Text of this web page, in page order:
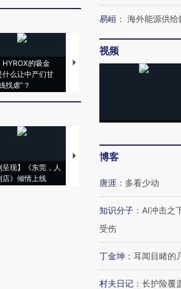
HYROX的吸金
什么让中产们甘
找虐”？
马航飞行员跨国走私7万
粒摇头丸 尿检体内含3种
视
呈现】《东莞，人
店》倾情上线
【推广】走进第四届链博
易峘 ： 海外能源供
视频
博客
唐涯 ： 多看少动
知识分子 ： AI冲击之
受伤
丁金坤 ： 耳闻目睹的
村夫日记 ： 长护险覆